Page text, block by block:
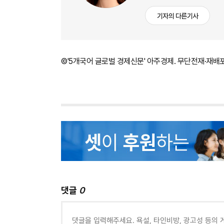
기자의 다른기사
©'5개국어 글로벌 경제신문' 아주경제. 무단전재·재배
댓글 0